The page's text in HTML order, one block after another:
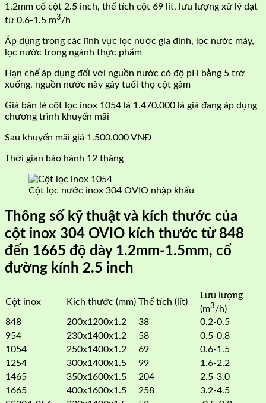
1.2mm cổ cột 2.5 inch, thể tích cột 69 lít, lưu lượng xử lý đạt
từ 0.6-1.5 m3/h
Áp dụng trong các lĩnh vực lọc nước gia đình, lọc nước máy,
lọc nước trong ngành thực phẩm
Hạn chế áp dụng đối với nguồn nước có độ pH bằng 5 trở
xuống, nguồn nước này gây tuổi thọ cột gảm
Giá bán lẻ cột lọc inox 1054 là 1.470.000 là giá đang áp dụng
chương trình khuyến mãi
Sau khuyến mãi giá 1.500.000 VNĐ
Thời gian bảo hành 12 tháng
Cột lọc nước inox 304 OVIO nhập khẩu
Thông số kỹ thuật và kích thước của
cột inox 304 OVIO kích thước từ 848
đến 1665 độ dày 1.2mm-1.5mm, cổ
đường kính 2.5 inch
Cột inox Kích thước (mm) Thể tích (lít)
Lưu lượng
(m3/h)
848
200x1200x1.2 38
0.2-0.5
954
230x1400x1.2 58
0.5-0.8
1054
250x1400x1.2 69
0.6-1.5
1254
300x1400x1.5 99
1.6-2.2
1465
350x1600x1.5 204
2.5-3.0
1665
400x1600x1.5 258
3.2-4.5